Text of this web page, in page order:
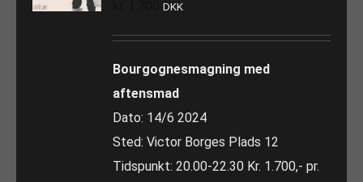
DKK
Bourgognesmagning med
aftensmad
Dato: 14/6 2024
Sted: Victor Borges Plads 12
Tidspunkt: 20.00-22.30 Kr. 1.700,- pr.